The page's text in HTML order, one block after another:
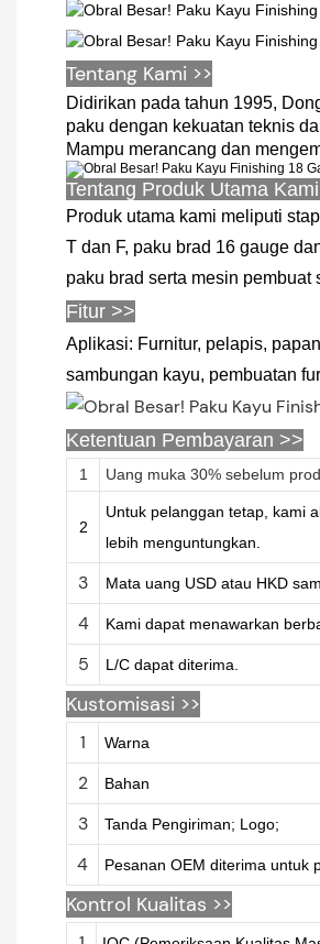
Tentang Kami >>
Didirikan pada tahun 1995,
paku dengan kekuatan teknis
Mampu merancang dan
Tentang Produk Utama
Produk utama kami meliputi
T dan F, paku brad 16 gauge
paku brad serta mesin
Fitur >>
Aplikasi: Furnitur, pelapis,
sambungan kayu, pembuatan
Ketentuan Pembayaran >>
1 Uang muka 30% sebelum
2
Untuk pelanggan tetap, kami
lebih menguntungkan.
3 Mata uang USD atau HKD
4 Kami dapat menawarkan
5 L/C dapat diterima.
Kustomisasi >>
1 Warna
2 Bahan
3 Tanda Pengiriman; Logo;
4 Pesanan OEM diterima untuk
Kontrol Kualitas >>